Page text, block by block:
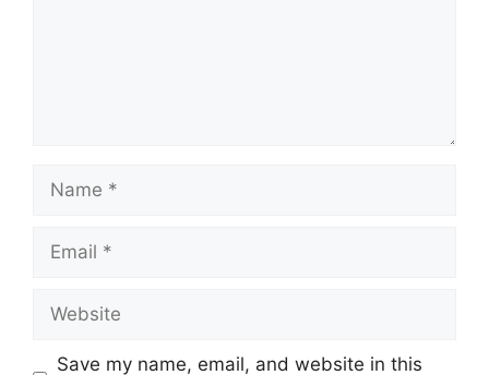
Name
Email
Website
Save my name, email, and website in this